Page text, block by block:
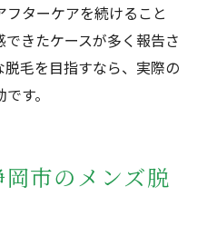
ンズ脱毛を探す方法
いメンズ脱毛の見つけ
痛みを抑えるサービス
ど静岡の痛み対策を解
適施術を実現する秘訣
ターケアを続けること
きたケースが多く報告さ
毛を目指すなら、実際の
す。
市のメンズ脱